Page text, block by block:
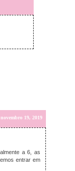
19, 2019
19, 2019
a 6, as
entrar em